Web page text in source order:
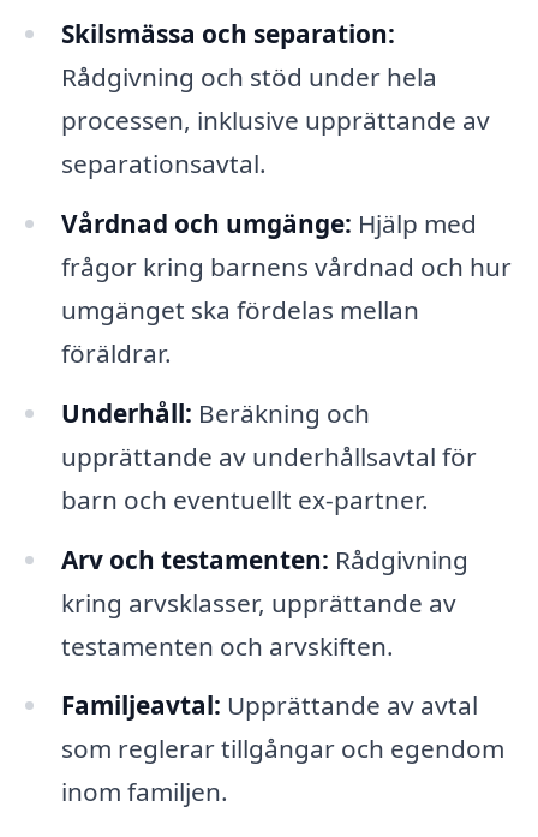
Skilsmässa och separation:
Rådgivning och stöd under hela
processen, inklusive upprättande av
separationsavtal.
Vårdnad och umgänge: Hjälp med
frågor kring barnens vårdnad och hur
umgänget ska fördelas mellan
föräldrar.
Underhåll: Beräkning och
upprättande av underhållsavtal för
barn och eventuellt ex-partner.
Arv och testamenten: Rådgivning
kring arvsklasser, upprättande av
testamenten och arvskiften.
Familjeavtal: Upprättande av avtal
som reglerar tillgångar och egendom
inom familjen.